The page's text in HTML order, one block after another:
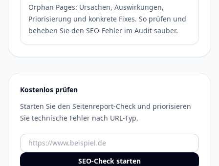
Orphan Pages: Ursachen, Auswirkungen,
Priorisierung und konkrete Fixes. So prüfen und
beheben Sie den SEO-Fehler im Audit sauber.
Kostenlos prüfen
Starten Sie den Seitenreport-Check und priorisieren
Sie technische Fehler nach URL-Typ.
URL
SEO-Check starten